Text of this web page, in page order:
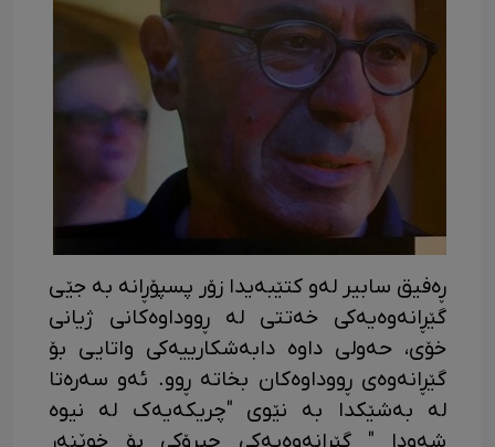
ڕەفیق سابیر لەو کتێبەیدا زۆر پسپۆڕانە بە جێی
گێڕانەوەیەکی خەتتی لە ڕووداوەکانی ژیانی
خۆی، حەولی داوە دابەشکارییەکی واتایی بۆ
گێڕانەوەی ڕووداوەکان بخاتە ڕوو. ئەو سەرەتا
لە بەشێکدا بە نێوی "چریکەیەک لە نیوە